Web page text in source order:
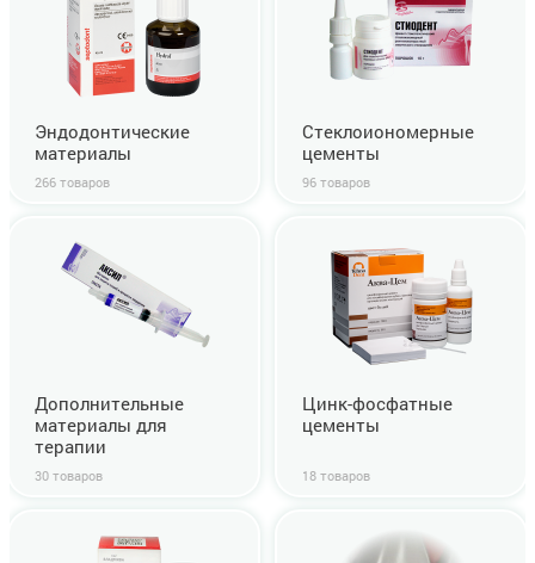
266 товаров
Эндодонтические
материалы
96 товаров
Стеклоиономерные
цементы
30 товаров
Дополнительные
материалы для
терапии
18 товаров
Цинк-фосфатные
цементы